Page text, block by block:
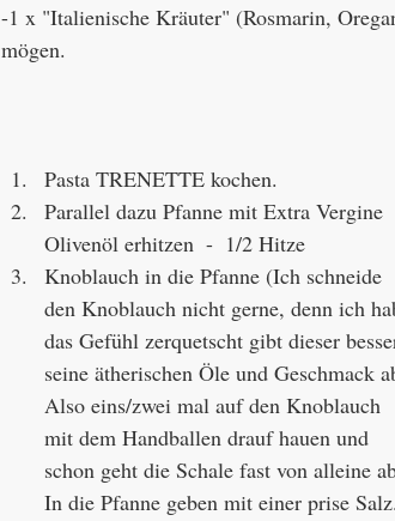
-1 x "Italienische Kräuter" (Rosmarin,
mögen.
Pasta TRENETTE kochen.
Parallel dazu Pfanne mit Extra Vergine
Olivenöl erhitzen  -  1/2 Hitze
Knoblauch in die Pfanne (Ich schneide
den Knoblauch nicht gerne, denn ich
das Gefühl zerquetscht gibt dieser
seine ätherischen Öle und Geschmack
Also eins/zwei mal auf den Knoblauch
mit dem Handballen drauf hauen und
schon geht die Schale fast von alleine
In die Pfanne geben mit einer prise Salz.